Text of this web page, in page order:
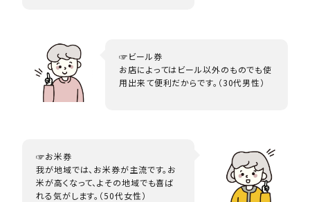
☞ビール券
お店によってはビール以外のものでも使
用出来て便利だからです。（30代男性）
☞お米券
我が地域では、お米券が主流です。お
米が高くなって、よその地域でも喜ば
れる気がします。（50代女性）